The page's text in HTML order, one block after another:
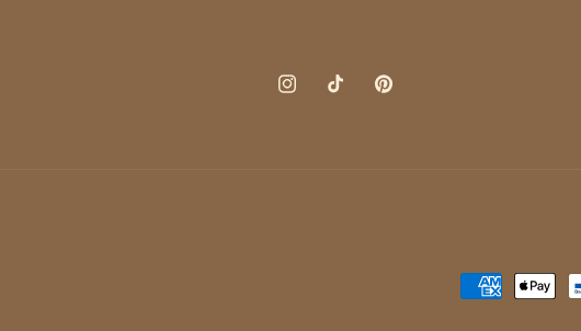
InstagramTikTokPinterest
Moyens